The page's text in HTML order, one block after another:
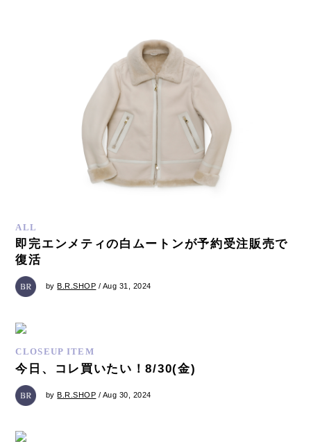
ALL
即完エンメティの白ムートンが予約受注販売で
復活
byB.R.SHOP / Aug 31, 2024
CLOSEUP ITEM
今日、コレ買いたい！8/30(金)
byB.R.SHOP / Aug 30, 2024